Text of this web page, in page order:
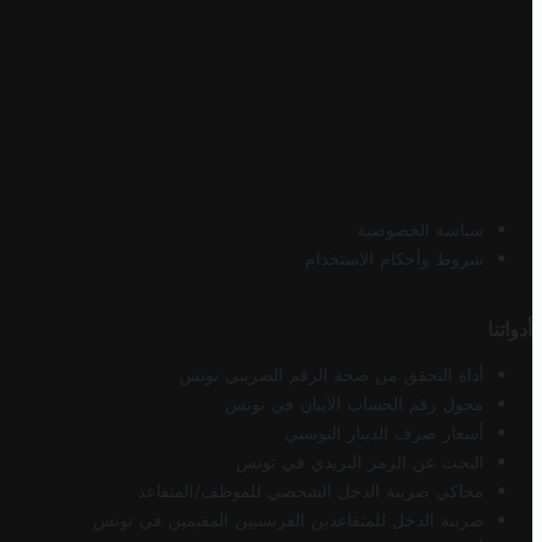
سياسة الخصوصية
شروط وأحكام الاستخدام
أدواتنا
أداة التحقق من صحة الرقم الضريبي تونس
محول رقم الحساب الآيبان في تونس
أسعار صرف الدينار التونسي
البحث عن الرمز البريدي في تونس
محاكي ضريبة الدخل الشخصي للموظف/المتقاعد
ضريبة الدخل للمتقاعدين الفرنسيين المقيمين في تونس